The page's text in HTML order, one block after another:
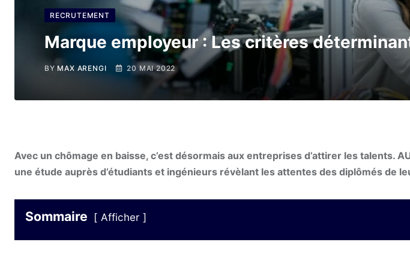
RECRUTEMENT
Marque employeur : Les critères
BY MAX ARENGI 20 MAI 2022
Avec un chômage en baisse, c’est désormais aux entreprises d’attirer les talents.
une étude auprès d’étudiants et ingénieurs révèlant les attentes des diplômés de
Sommaire Afficher